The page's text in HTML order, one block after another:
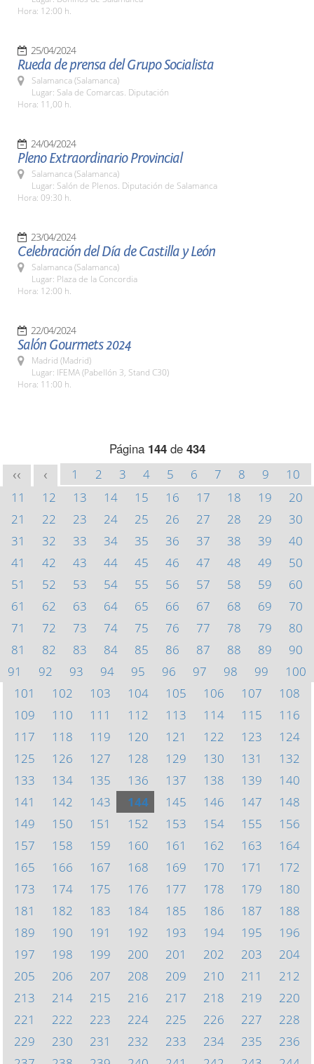
Hora: 12:00 h.
25/04/2024
Rueda de prensa del Grupo Socialista
Salamanca (Salamanca)
Lugar: Sala de Comarcas. Diputación
Hora: 11,00 h.
24/04/2024
Pleno Extraordinario Provincial
Salamanca (Salamanca)
Lugar: Salón de Plenos. Diputación de Salamanca
Hora: 09:30 h.
23/04/2024
Celebración del Día de Castilla y León
Salamanca (Salamanca)
Lugar: Plaza de la Concordia
Hora: 12:00 h.
22/04/2024
Salón Gourmets 2024
Madrid (Madrid)
Lugar: IFEMA (Pabellón 3, Stand C30)
Hora: 11:00 h.
Página 144de 434
<< < 1 2 3 4 5 6 7 8 9
10
11
12 13 14 15 16 17 18 19
20
21
22 23 24 25 26 27 28 29
30
31
32 33 34 35 36 37 38 39
40
41
42 43 44 45 46 47 48 49
50
51
52 53 54 55 56 57 58 59
60
61
62 63 64 65 66 67 68 69
70
71
72 73 74 75 76 77 78 79
80
81
82 83 84 85 86 87 88 89
90
91
92 93 94 95 96 97 98 99
100
101
102 103 104 105 106 107
108
109
110 111 112 113 114 115
116
117
118 119 120 121 122 123
124
125
126 127 128 129 130 131
132
133
134 135 136 137 138 139
140
141
142 143 144 145 146 147
148
149
150 151 152 153 154 155
156
157
158 159 160 161 162 163
164
165
166 167 168 169 170 171
172
173
174 175 176 177 178 179
180
181
182 183 184 185 186 187
188
189
190 191 192 193 194 195
196
197
198 199 200 201 202 203
204
205
206 207 208 209 210 211
212
213
214 215 216 217 218 219
220
221
222 223 224 225 226 227
228
229
230 231 232 233 234 235
236